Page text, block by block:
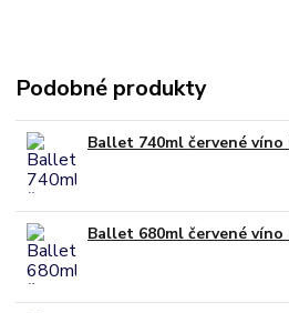
Podobné produkty
Ballet 740ml červené víno
Ballet 680ml červené víno